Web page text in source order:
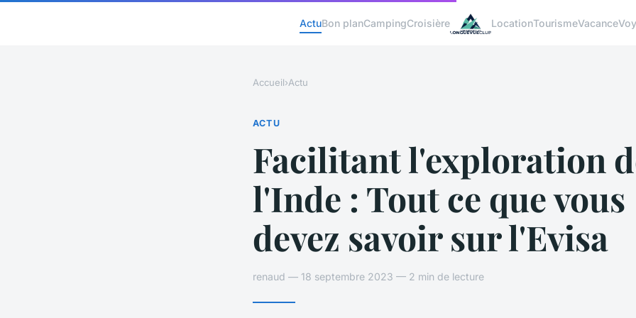
ActuBon planCampingCroisière LocationTourismeVacance
Accueil›Actu
ACTU
Facilitant l'exploration
l'Inde : Tout ce que vous
devez savoir sur l'Evisa
renaud — 18 septembre 2023 — 2 min de lecture